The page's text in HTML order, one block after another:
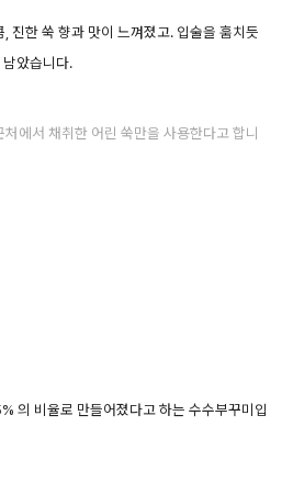
, 진한 쑥 향과 맛이 느껴졌고. 입술을 훔치듯
았습니다.
에서 채취한 어린 쑥만을 사용한다고 합니
의 비율로 만들어졌다고 하는 수수부꾸미입